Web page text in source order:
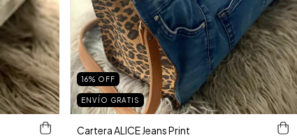
16% OFF
ENVÍO GRATIS
Cartera ALICE Jeans Print